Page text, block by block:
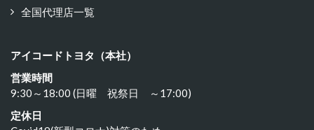
全国代理店一覧
アイコードトヨタ（本社）
営業時間
9:30～18:00 (日曜 祝祭日 ～17:00)
定休日